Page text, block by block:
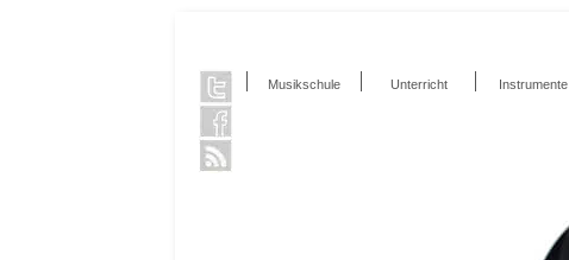
Musikschule Unterricht Instrumente